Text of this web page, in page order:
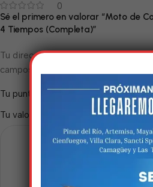
0
Sé el primero en valorar “Moto de
4 Tiempos (Completa)”
Tu dirección de correo electrónico
campos obligatorios están marcados
Tu puntuación
Tu valoración
Estamos
nisso!